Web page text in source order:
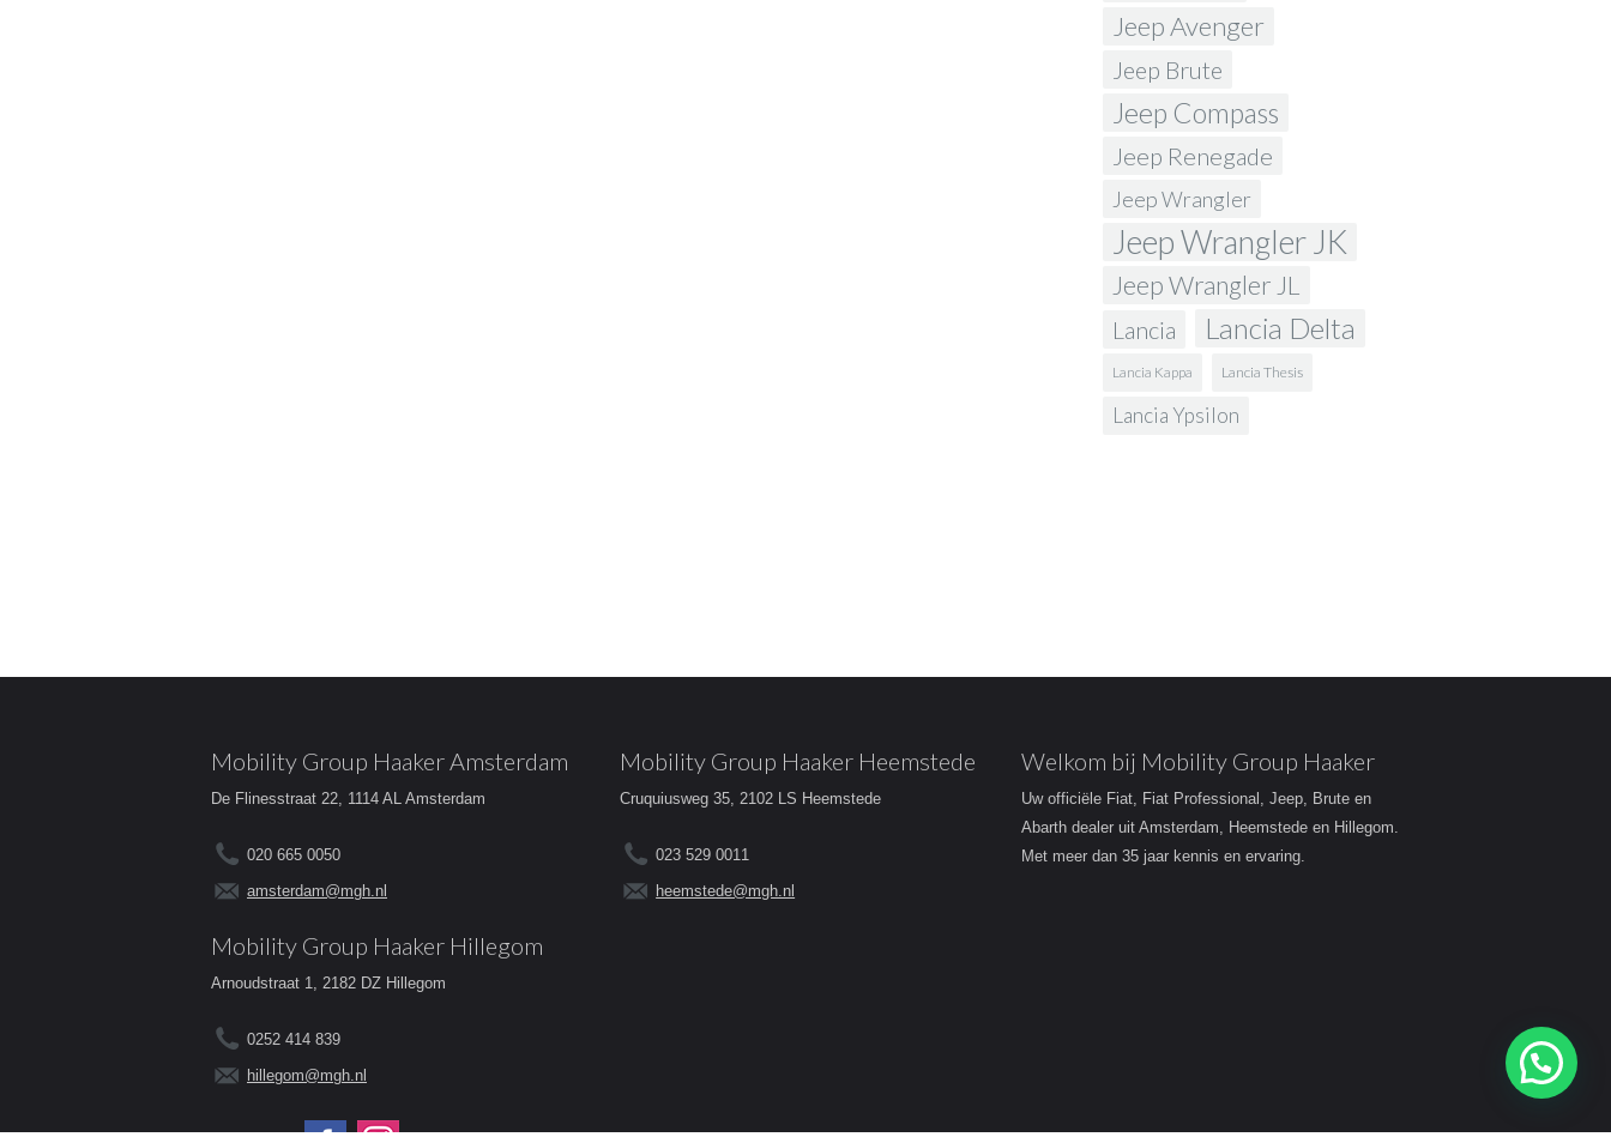
Jeep Avenger
Jeep Brute
Jeep Compass
Jeep Renegade
Jeep Wrangler
Jeep Wrangler JK
Jeep Wrangler JL
Lancia Lancia Delta
Lancia Kappa Lancia Thesis
Lancia Ypsilon
Mobility Group Haaker Amsterdam
De Flinesstraat 22, 1114 AL Amsterdam
020 665 0050
amsterdam@mgh.nl
Mobility Group Haaker Heemstede
Cruquiusweg 35, 2102 LS Heemstede
023 529 0011
heemstede@mgh.nl
Mobility Group Haaker Hillegom
Arnoudstraat 1, 2182 DZ Hillegom
0252 414 839
hillegom@mgh.nl
Volg ons op:
Welkom bij Mobility Group Haaker
Uw officiële Fiat, Fiat Professional, Jeep, Brute en
Abarth dealer uit Amsterdam, Heemstede en Hillegom.
Met meer dan 35 jaar kennis en ervaring.